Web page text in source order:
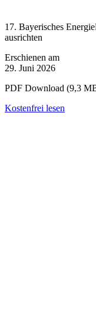
17. Bayerisches
ausrichten
Erschienen am
29. Juni 2026
PDF Download (9,3
Kostenfrei lesen